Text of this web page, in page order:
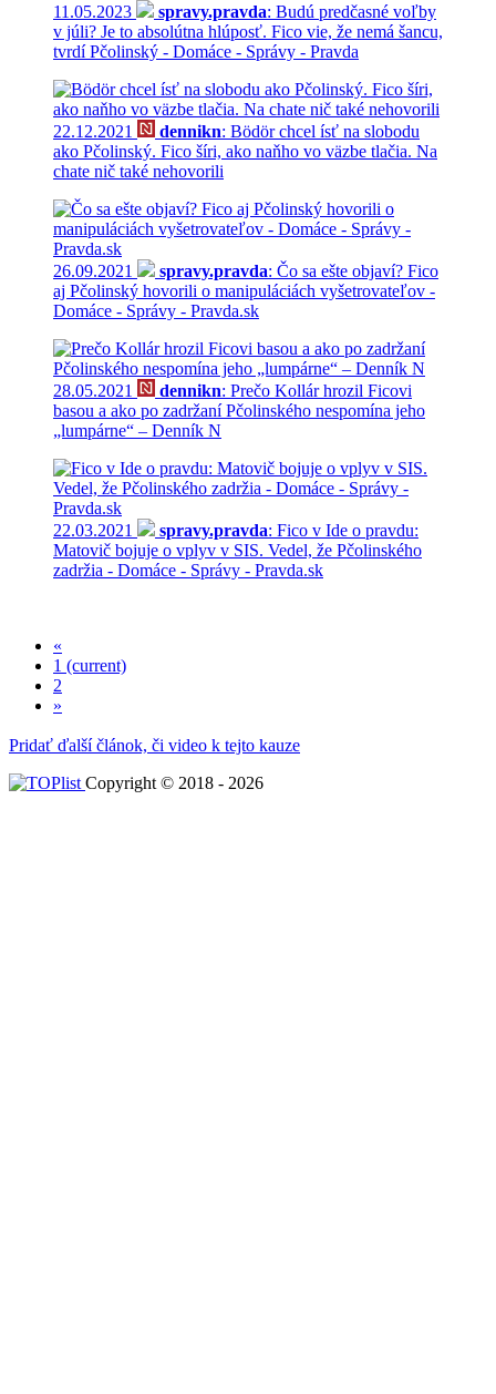
11.05.2023 spravy.pravda: Budú predčasné voľby
v júli? Je to absolútna hlúposť. Fico vie, že nemá šancu,
tvrdí Pčolinský - Domáce - Správy - Pravda
22.12.2021 dennikn: Bödör chcel ísť na slobodu
ako Pčolinský. Fico šíri, ako naňho vo väzbe tlačia. Na
chate nič také nehovorili
26.09.2021 spravy.pravda: Čo sa ešte objaví? Fico
aj Pčolinský hovorili o manipuláciách vyšetrovateľov -
Domáce - Správy - Pravda.sk
28.05.2021 dennikn: Prečo Kollár hrozil Ficovi
basou a ako po zadržaní Pčolinského nespomína jeho
„lumpárne“ – Denník N
22.03.2021 spravy.pravda: Fico v Ide o pravdu:
Matovič bojuje o vplyv v SIS. Vedel, že Pčolinského
zadržia - Domáce - Správy - Pravda.sk
«
1 (current)
2
»
Pridať ďalší článok, či video k tejto kauze
Copyright © 2018 - 2026